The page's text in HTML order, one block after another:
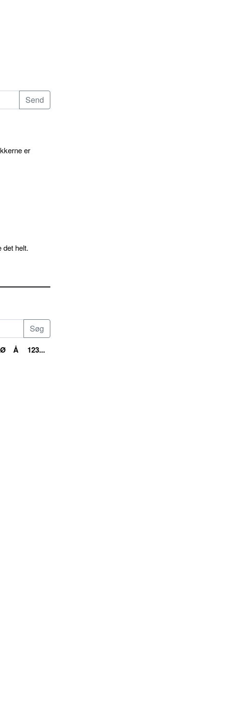
er
det helt.
Ø Å 123...